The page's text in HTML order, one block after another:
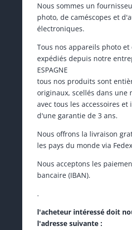
Nous sommes un
photo, de caméscopes et
électroniques.
Tous nos appareils photo
expédiés depuis notre
ESPAGNE
tous nos produits sont
originaux, scellés dans une
avec tous les accessoires
d'une garantie de 3 ans.
Nous offrons la livraison
les pays du monde via
Nous acceptons les
bancaire (IBAN).
.
l'acheteur intéressé doit
l'adresse suivante :